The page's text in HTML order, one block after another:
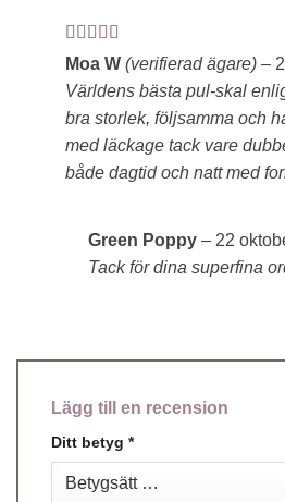
Betygsatt5
Moa W (verifierad ägare) –
Världens bästa pul-skal
bra storlek, följsamma och
med läckage tack vare
både dagtid och natt med
Green Poppy – 22
Tack för dina superfina
Lägg till en recension
Ditt betyg *